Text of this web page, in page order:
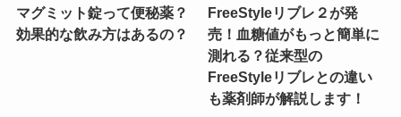
マグミット錠って便秘薬？
効果的な飲み方はあるの？
FreeStyleリブレ２が発
売！血糖値がもっと簡単に
測れる？従来型の
FreeStyleリブレとの違い
も薬剤師が解説します！